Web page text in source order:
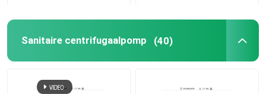
Hoge Zuiverheidspompen
Vleugelkleppen
Sanitaire centrifugaalpomp (40)